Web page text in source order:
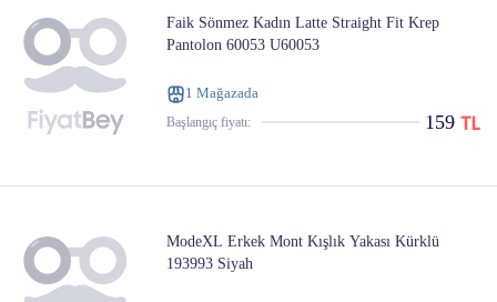
Faik Sönmez Kadın Latte Straight Fit Krep
Pantolon 60053 U60053
1 Mağazada
Başlangıç ​​fiyatı: 159
ModeXL Erkek Mont Kışlık Yakası Kürklü
193993 Siyah